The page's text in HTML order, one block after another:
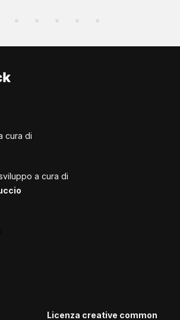
cura di
a cura di
Licenza creative common